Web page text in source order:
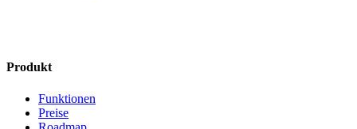
Produkt
Funktionen
Preise